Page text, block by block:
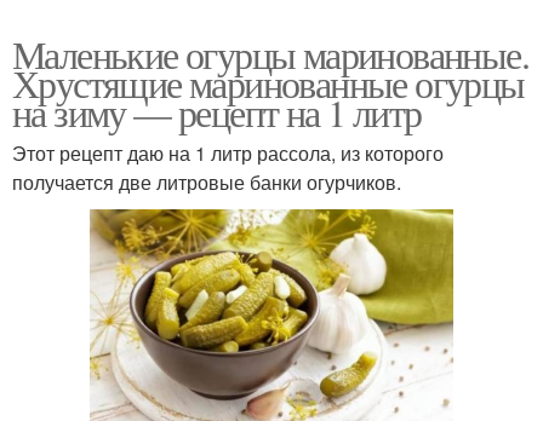
Маленькие огурцы маринованные.
Хрустящие маринованные огурцы
на зиму — рецепт на 1 литр
Этот рецепт даю на 1 литр рассола, из которого
получается две литровые банки огурчиков.